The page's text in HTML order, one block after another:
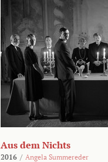
Aus dem Nichts
2016 / Angela Summereder